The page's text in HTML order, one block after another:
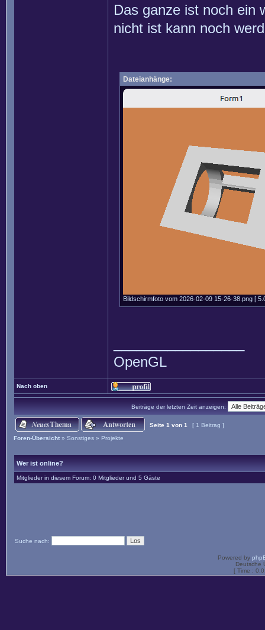
Das ganze ist noch ein
nicht ist kann noch
Dateianhänge:
Bildschirmfoto vom 2026-02-09 15-26-38.png [
OpenGL
Nach oben
Beiträge der letzten Zeit anzeigen:
Seite 1 von 1
[ 1 Beitrag ]
Foren-Übersicht » Sonstiges » Projekte
Wer ist online?
Mitglieder in diesem Forum: 0 Mitglieder und 5 Gäste
Suche nach:
Powered by
Deutsche
[ Time :